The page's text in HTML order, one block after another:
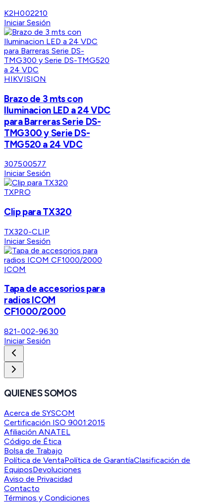
K2H002210
Iniciar Sesión
HIKVISION
Brazo de 3 mts con
Iluminacion LED a 24 VDC
para Barreras Serie DS-
TMG300 y Serie DS-
TMG520 a 24 VDC
307500577
Iniciar Sesión
TXPRO
Clip para TX320
TX320-CLIP
Iniciar Sesión
ICOM
Tapa de accesorios para
radios ICOM
CF1000/2000
821-002-9630
Iniciar Sesión
QUIENES SOMOS
Acerca de SYSCOM
Certificación ISO 9001:2015
Afiliación ANATEL
Código de Ética
Bolsa de Trabajo
Política de VentaPolítica de GarantíaClasificación de
EquiposDevoluciones
Aviso de Privacidad
Contacto
Términos y Condiciones